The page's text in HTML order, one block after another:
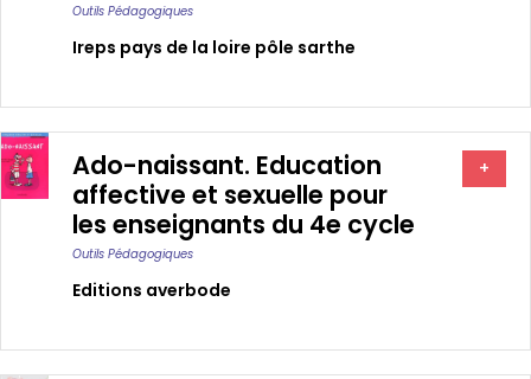
Outils Pédagogiques
Ireps pays de la loire pôle sarthe
Ado-naissant. Education
affective et sexuelle pour
les enseignants du 4e cycle
Outils Pédagogiques
Editions averbode
+